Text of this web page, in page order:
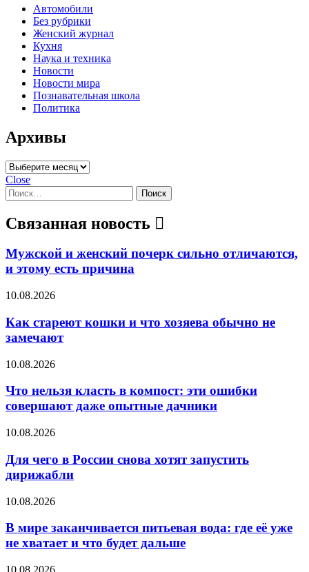
Автомобили
Без рубрики
Женский журнал
Кухня
Наука и техника
Новости
Новости мира
Познавательная школа
Политика
Архивы
Архивы
Close
Найти:
Связанная новость
Мужской и женский почерк сильно отличаются,
и этому есть причина
10.08.2026
Как стареют кошки и что хозяева обычно не
замечают
10.08.2026
Что нельзя класть в компост: эти ошибки
совершают даже опытные дачники
10.08.2026
Для чего в России снова хотят запустить
дирижабли
10.08.2026
В мире заканчивается питьевая вода: где её уже
не хватает и что будет дальше
10.08.2026